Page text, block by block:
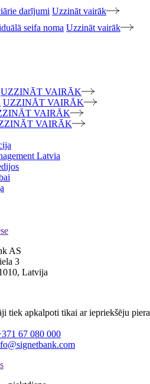
darījumi Uzzināt vairāk
seifa noma Uzzināt vairāk
UZZINĀT VAIRĀK
UZZINĀT VAIRĀK
VAIRĀK
VAIRĀK
Latvia
AS
3
Latvija
tiek apkalpoti tikai ar iepriekšēju
67 080 000